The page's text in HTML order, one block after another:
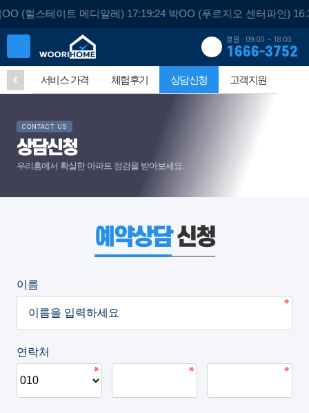
힐스테이트 메디알레) 17:19:24 박OO (푸르지오 센터파인)
평일 : 09:00 ~ 18:00
1666-3752
단 서비스 가격 체험후기 상담신청 고객지원
CONTACT US
상담신청
우리홈에서 확실한 아파트 점검을 받아보세요.
예약상담신청
이름
연락처